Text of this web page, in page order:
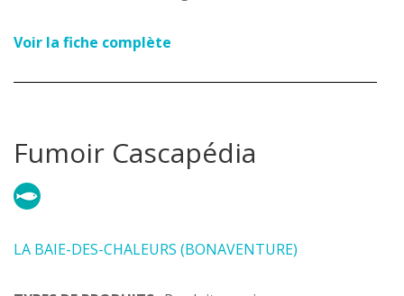
Voir la fiche complète
Fumoir Cascapédia
LA BAIE-DES-CHALEURS (BONAVENTURE)